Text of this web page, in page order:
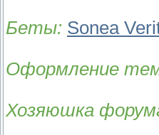
Беты: Sonea
Оформление
Хозяюшка